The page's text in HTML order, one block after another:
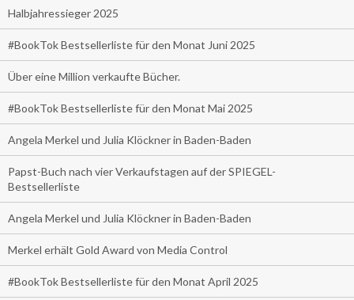
Halbjahressieger 2025
#BookTok Bestsellerliste für den Monat Juni 2025
Über eine Million verkaufte Bücher.
#BookTok Bestsellerliste für den Monat Mai 2025
Angela Merkel und Julia Klöckner in Baden-Baden
Papst-Buch nach vier Verkaufstagen auf der SPIEGEL-
Bestsellerliste
Angela Merkel und Julia Klöckner in Baden-Baden
Merkel erhält Gold Award von Media Control
#BookTok Bestsellerliste für den Monat April 2025